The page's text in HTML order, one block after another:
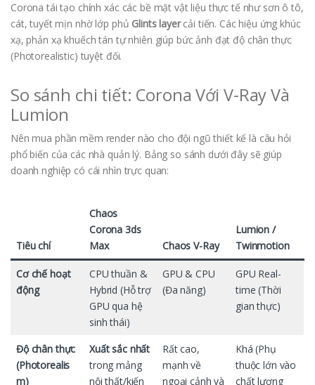
Corona tái tạo chính xác các bề mặt vật liệu thực tế như sơn ô tô,
cát, tuyết mịn nhờ lớp phủ Glints layercải tiến. Các hiệu ứng khúc
xạ, phản xạ khuếch tán tự nhiên giúp bức ảnh đạt độ chân thực
(Photorealistic) tuyệt đối.
So sánh chi tiết: Corona Với V-Ray Và
Lumion
Nên mua phần mềm render nào cho đội ngũ thiết kế là câu hỏi
phổ biến của các nhà quản lý. Bảng so sánh dưới đây sẽ giúp
doanh nghiệp có cái nhìn trực quan:
Tiêu chí
Chaos
Corona 3ds
Max
Chaos V-Ray
Lumion /
Twinmotion
Cơ chế hoạt
động
CPU thuần &
Hybrid (Hỗ trợ
GPU qua hệ
sinh thái)
GPU & CPU
(Đa năng)
GPU Real-
time (Thời
gian thực)
Độ chân thực
(Photorealis
m)
Xuất sắc nhất
trong mảng
nội thất/kiến
Rất cao,
mạnh về
ngoại cảnh và
Khá (Phụ
thuộc lớn vào
chất lượng